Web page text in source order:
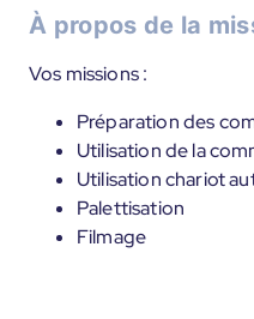
À propos de la
Vos missions :
Préparation des
Utilisation de la
Utilisation chariot
Palettisation
Filmage